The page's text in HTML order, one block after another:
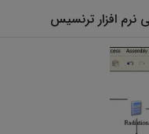
افزار ترنسیس